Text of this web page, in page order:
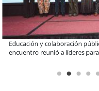
Llaman a interiorizarse de los
informado al SAE